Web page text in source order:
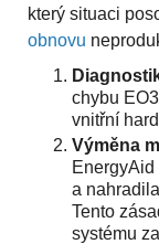
který situaci
obnovu
chybu
vnitřní
Výměna
a
Tento
systému